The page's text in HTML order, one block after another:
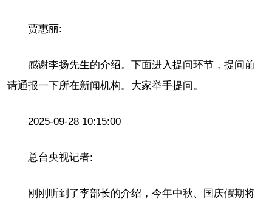
贾惠丽:
感谢李扬先生的介绍。下面进入提问环节，提问前
请通报一下所在新闻机构。大家举手提问。
2025-09-28 10:15:00
总台央视记者:
刚刚听到了李部长的介绍，今年中秋、国庆假期将